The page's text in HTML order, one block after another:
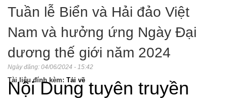
Tuần lễ Biển và Hải đảo Việt
Nam và hưởng ứng Ngày Đại
dương thế giới năm 2024
Ngày đăng: 04/06/2024 - 15:42
Tài liệu đính kèm: Tải về
Nội Dung tuyên truyền